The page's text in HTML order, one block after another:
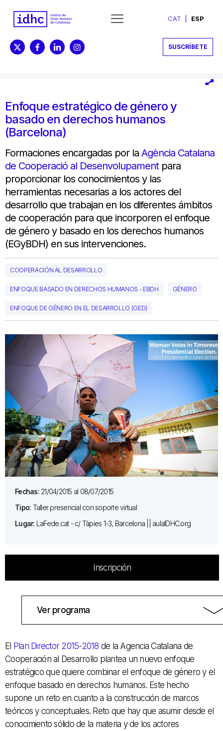
CAT ESP
SUSCRÍBETE
Enfoque estratégico de género y
basado en derechos humanos
(Barcelona)
Formaciones encargadas por la Agència Catalana
de Cooperació al Desenvolupament para
proporcionar los conocimientos y las
herramientas necesarias a los actores del
desarrollo que trabajan en los diferentes ámbitos
de cooperación para que incorporen el enfoque
de género y basado en los derechos humanos
(EGyBDH) en sus intervenciones.
COOPERACIÓN AL DESARROLLO
ENFOQUE BASADO EN DERECHOS HUMANOS - EBDH GÉNERO
ENFOQUE DE GÉNERO EN EL DESARROLLO (GED)
Fechas: 21/04/2015 al 08/07/2015
Tipo: Taller presencial con soporte virtual
Lugar: LaFede.cat - c/ Tàpies 1-3, Barcelona || aulaIDHC.org
Inscripción
Ver programa
El Plan Director 2015-2018 de la Agencia Catalana de
Cooperación al Desarrollo plantea un nuevo enfoque
estratégico que quiere combinar el enfoque de género y el
enfoque basado en derechos humanos. Este hecho
supone un reto en cuanto a la construcción de marcos
teóricos y conceptuales. Reto que hay que asumir desde el
conocimiento sólido de la materia y de los actores